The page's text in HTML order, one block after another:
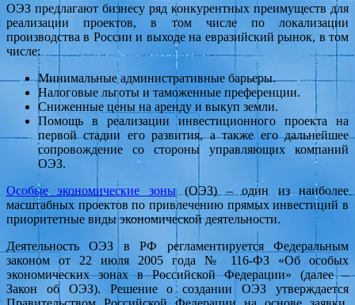
ОЭЗ предлагают бизнесу ряд конкурентных преимуществ для
реализации проектов, в том числе по локализации
производства в России и выходе на евразийский рынок, в том
числе:
Минимальные административные барьеры.
Налоговые льготы и таможенные преференции.
Сниженные цены на аренду и выкуп земли.
Помощь в реализации инвестиционного проекта на
первой стадии его развития, а также его дальнейшее
сопровождение со стороны управляющих компаний
ОЭЗ.
Особые экономические зоны(ОЭЗ) – один из наиболее
масштабных проектов по привлечению прямых инвестиций в
приоритетные виды экономической деятельности.
Деятельность ОЭЗ в РФ регламентируется Федеральным
законом от 22 июля 2005 года № 116-ФЗ «Об особых
экономических зонах в Российской Федерации» (далее –
Закон об ОЭЗ). Решение о создании ОЭЗ утверждается